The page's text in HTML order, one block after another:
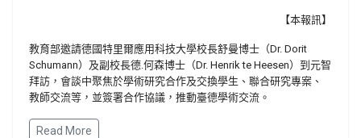
【本報訊】
教育部邀請德國特里爾應用科技大學校長舒曼博士（Dr. Dorit
Schumann）及副校長德.何森博士（Dr. Henrik te Heesen）到元智
拜訪，會談中聚焦於學術研究合作及交換學生、聯合研究專案、
教師交流等，並簽署合作協議，推動臺德學術交流。
Read More